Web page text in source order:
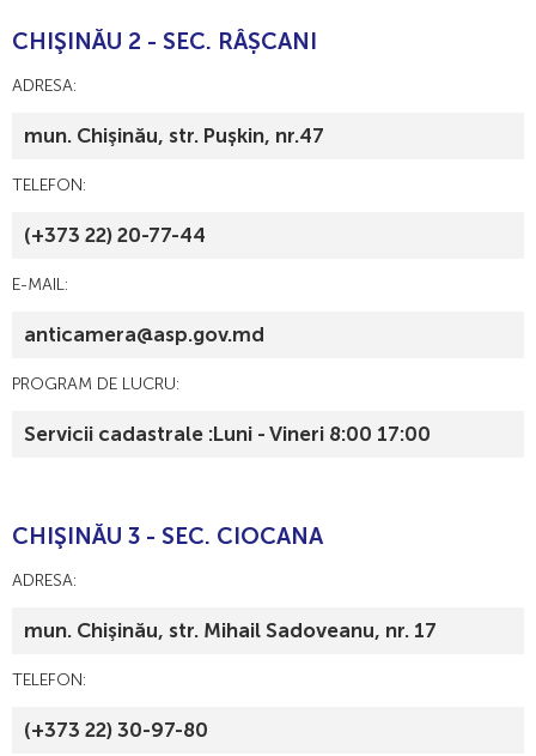
CHIŞINĂU 2 - SEC. RÂȘCANI
ADRESA:
mun. Chişinău, str. Pușkin, nr.47
TELEFON:
(+373 22) 20-77-44
E-MAIL:
anticamera@asp.gov.md
PROGRAM DE LUCRU:
Servicii cadastrale :Luni - Vineri 8:00 17:00
CHIŞINĂU 3 - SEC. CIOCANA
ADRESA:
mun. Chişinău, str. Mihail Sadoveanu, nr. 17
TELEFON:
(+373 22) 30-97-80